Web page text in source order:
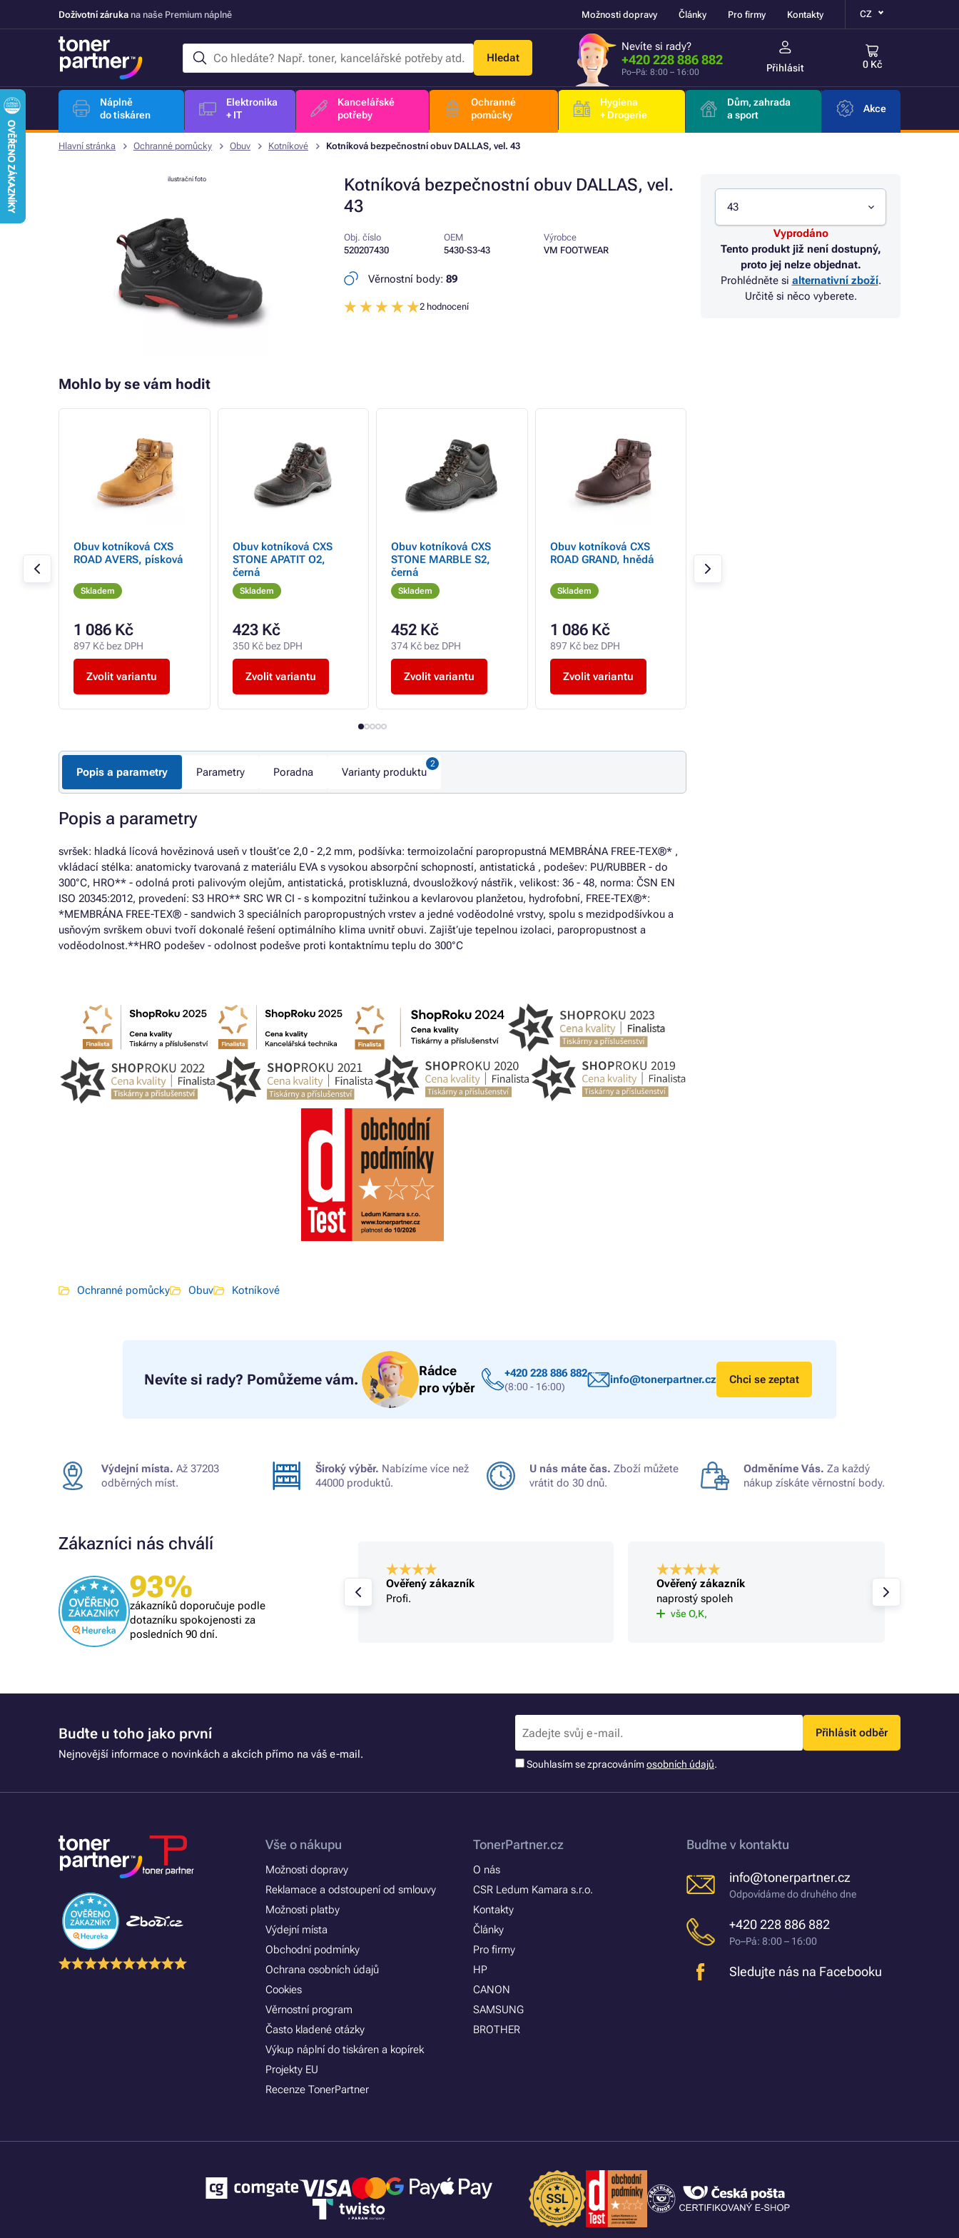
Doživotní záruka na naše Premium náplně Možnosti dopravy Články Pro firmy Kontakty CZ
Hledat
Nevíte si rady?
+420 228 886 882
Po–Pá: 8:00 – 16:00 Přihlásit 0 Kč
Náplně
do tiskáren
Elektronika
+ IT
Kancelářské
potřeby
Ochranné
pomůcky
Hygiena
+ Drogerie
Dům, zahrada
a sport
Akce
Hlavní stránka Ochranné pomůcky Obuv Kotníkové Kotníková bezpečnostní obuv DALLAS, vel. 43
Kotníková bezpečnostní obuv DALLAS, vel.
43
ilustrační foto
Obj. číslo
520207430
OEM
5430-S3-43
Výrobce
VM FOOTWEAR
Věrnostní body: 89
2 hodnocení
43
Vyprodáno
Tento produkt již není dostupný,
proto jej nelze objednat.
Prohlédněte si alternativní zboží.
Určitě si něco vyberete.
Mohlo by se vám hodit
Obuv kotníková CXS
ROAD AVERS, písková
Skladem
1 086 Kč
897 Kč bez DPH
Zvolit variantu
Obuv kotníková CXS
STONE APATIT O2,
černá
Skladem
423 Kč
350 Kč bez DPH
Zvolit variantu
Obuv kotníková CXS
STONE MARBLE S2,
černá
Skladem
452 Kč
374 Kč bez DPH
Zvolit variantu
Obuv kotníková CXS
ROAD GRAND, hnědá
Skladem
1 086 Kč
897 Kč bez DPH
Zvolit variantu
STONE APATIT WINTER
S3, zimní, černá
Popis a parametry Parametry Poradna Varianty produktu
Popis a parametry
svršek: hladká lícová hovězinová useň v tloušťce 2,0 - 2,2 mm, podšívka: termoizolační paropropustná MEMBRÁNA FREE-TEX®* ,
vkládací stélka: anatomicky tvarovaná z materiálu EVA s vysokou absorpční schopností, antistatická , podešev: PU/RUBBER - do
300°C, HRO** - odolná proti palivovým olejům, antistatická, protiskluzná, dvousložkový nástřik, velikost: 36 - 48, norma: ČSN EN
ISO 20345:2012, provedení: S3 HRO** SRC WR CI - s kompozitní tužinkou a kevlarovou planžetou, hydrofobní, FREE-TEX®*:
*MEMBRÁNA FREE-TEX® - sandwich 3 speciálních paropropustných vrstev a jedné voděodolné vrstvy, spolu s mezidpodšívkou a
usňovým svrškem obuvi tvoří dokonalé řešení optimálního klima uvnitř obuvi. Zajišťuje tepelnou izolaci, paropropustnost a
voděodolnost.**HRO podešev - odolnost podešve proti kontaktnímu teplu do 300°C
Ochranné pomůcky Obuv Kotníkové
Nevíte si rady? Pomůžeme vám.
Rádce
pro výběr
+420 228 886 882
(8:00 - 16:00)
info@tonerpartner.cz Chci se zeptat
Výdejní místa. Až 37203
odběrných míst.
Široký výběr. Nabízíme více než
44000 produktů.
U nás máte čas. Zboží můžete
vrátit do 30 dnů.
Odměníme Vás. Za každý
nákup získáte věrnostní body.
Zákazníci nás chválí
93%
zákazníků doporučuje podle
dotazníku spokojenosti za
posledních 90 dní.
Ověřený zákazník
skvělá nabídka, rychlé vyřízení
objednávky, příznivé ceny
Ověřený zákazník
Profi.
Ověřený zákazník
naprostý spoleh
vše O,K,
Buďte u toho jako první
Nejnovější informace o novinkách a akcích přímo na váš e-mail.
Přihlásit odběr
Souhlasím se zpracovánímosobních údajů.
Vše o nákupu
Možnosti dopravy
Reklamace a odstoupení od smlouvy
Možnosti platby
Výdejní místa
Obchodní podmínky
Ochrana osobních údajů
Cookies
Věrnostní program
Často kladené otázky
Výkup náplní do tiskáren a kopírek
Projekty EU
Recenze TonerPartner
TonerPartner.cz
O nás
CSR Ledum Kamara s.r.o.
Kontakty
Články
Pro firmy
HP
CANON
SAMSUNG
BROTHER
Buďme v kontaktu
info@tonerpartner.cz
Odpovídáme do druhého dne
+420 228 886 882
Po–Pá: 8:00 – 16:00
Sledujte nás na Facebooku